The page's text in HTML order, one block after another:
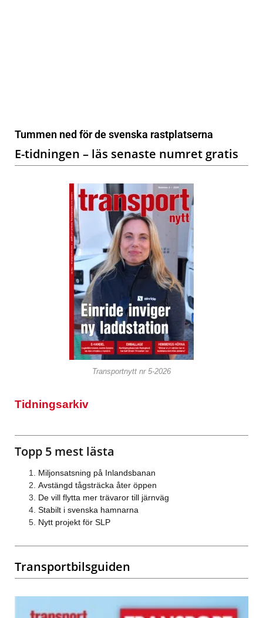
Tummen ned för de svenska rastplatserna
E-tidningen – läs senaste numret gratis
Transportnytt nr 5-2026
Tidningsarkiv
Topp 5 mest lästa
Miljonsatsning på Inlandsbanan
Avstängd tågsträcka åter öppen
De vill flytta mer trävaror till järnväg
Stabilt i svenska hamnarna
Nytt projekt för SLP
Transportbilsguiden